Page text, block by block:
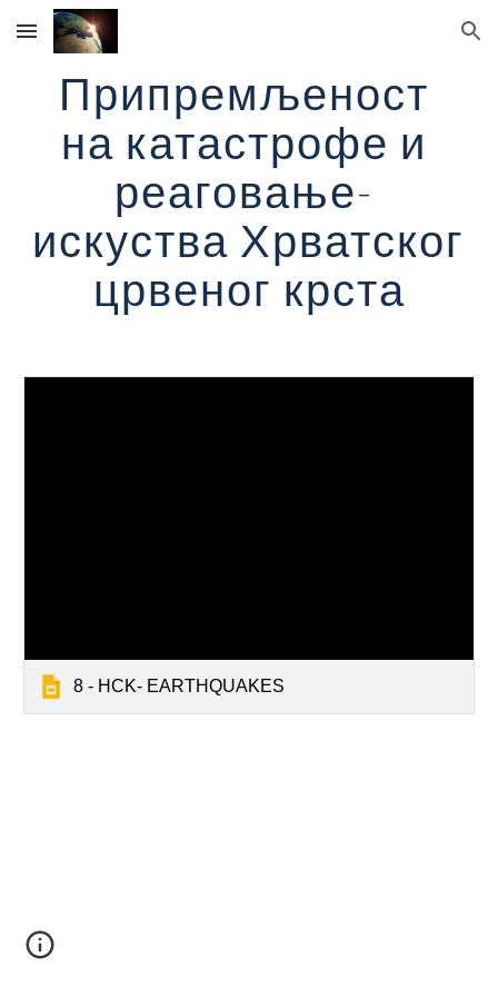
Skip to main content Skip to navigation
Припремљеност
на катастрофе и
реаговање-
искуства Хрватског
црвеног крста
8 - HCK- EARTHQUAKES